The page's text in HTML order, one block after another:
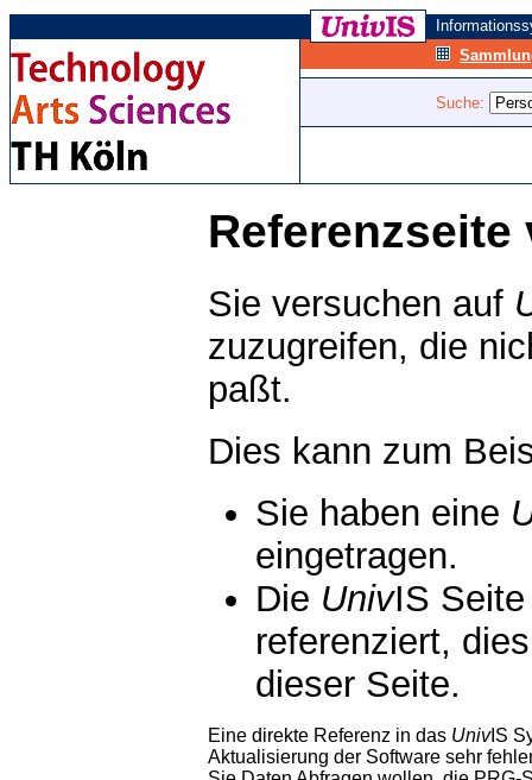
Suche:
Referenzseite
Sie versuchen auf
zuzugreifen, die
paßt.
Dies kann zum
Sie haben eine
eingetragen.
Die UnivIS
referenziert,
dieser Seite.
Eine direkte Referenz in das UnivIS
Aktualisierung der Software sehr